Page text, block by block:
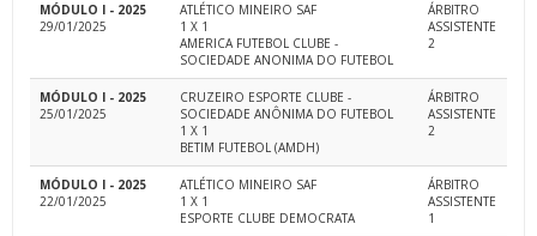
MÓDULO I - 2025
29/01/2025
ATLÉTICO MINEIRO SAF
1 X 1
AMERICA FUTEBOL CLUBE -
SOCIEDADE ANONIMA DO FUTEBOL
ÁRBITRO
ASSISTENTE
2
MÓDULO I - 2025
25/01/2025
CRUZEIRO ESPORTE CLUBE -
SOCIEDADE ANÔNIMA DO FUTEBOL
1 X 1
BETIM FUTEBOL (AMDH)
ÁRBITRO
ASSISTENTE
2
MÓDULO I - 2025
22/01/2025
ATLÉTICO MINEIRO SAF
1 X 1
ESPORTE CLUBE DEMOCRATA
ÁRBITRO
ASSISTENTE
1